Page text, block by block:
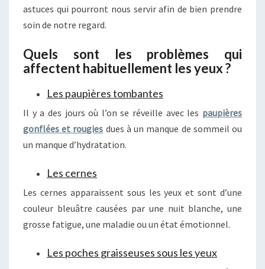
astuces qui pourront nous servir afin de bien prendre
soin de notre regard.
Quels sont les problèmes qui
affectent habituellement les yeux ?
Les paupières tombantes
Il y a des jours où l’on se réveille avec les paupières
gonflées et rougies dues à un manque de sommeil ou
un manque d’hydratation.
Les cernes
Les cernes apparaissent sous les yeux et sont d’une
couleur bleuâtre causées par une nuit blanche, une
grosse fatigue, une maladie ou un état émotionnel.
Les poches graisseuses sous les yeux